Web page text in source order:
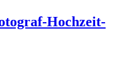
Hochzeit-